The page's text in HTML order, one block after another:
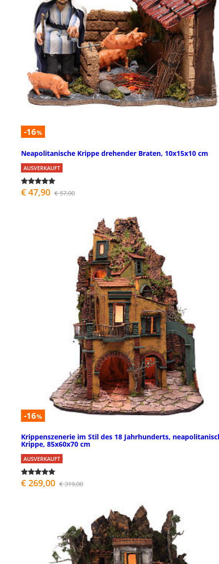
-16%
Neapolitanische Krippe drehender Braten, 10x15x10 cm
AUSVERKAUFT
€ 47,90 € 57,00
-16%
Krippenszenerie im Stil des 18 Jahrhunderts,
Krippe, 85x60x70 cm
AUSVERKAUFT
€ 269,00 € 319,00